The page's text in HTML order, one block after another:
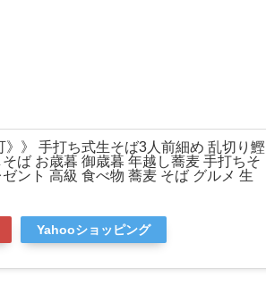
》》 手打ち式生そば3人前細め 乱切り鰹
ば お歳暮 御歳暮 年越し蕎麦 手打ちそ
ント 高級 食べ物 蕎麦 そば グルメ 生
Yahooショッピング